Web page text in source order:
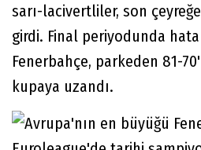
sarı-lacivertliler, son
girdi. Final periyodunda
Fenerbahçe, parkeden 81-
kupaya uzandı.